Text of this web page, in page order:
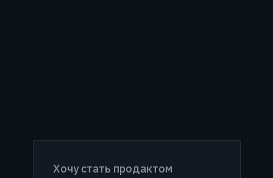
Хочу стать продактом